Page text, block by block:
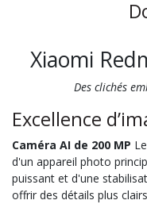
Xiaomi
Des clichés
Excellence
Caméra AI de 200 MP
d'un appareil photo
puissant et d'une
offrir des détails plus